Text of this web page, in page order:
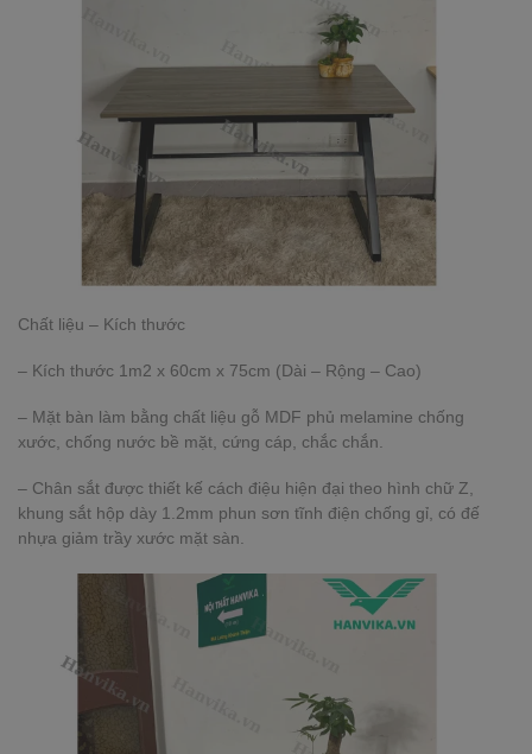
Chất liệu – Kích thước
– Kích thước 1m2 x 60cm x 75cm (Dài – Rộng – Cao)
– Mặt bàn làm bằng chất liệu gỗ MDF phủ melamine chống
xước, chống nước bề mặt, cứng cáp, chắc chắn.
– Chân sắt được thiết kế cách điệu hiện đại theo hình chữ Z,
khung sắt hộp dày 1.2mm phun sơn tĩnh điện chống gỉ, có đế
nhựa giảm trầy xước mặt sàn.